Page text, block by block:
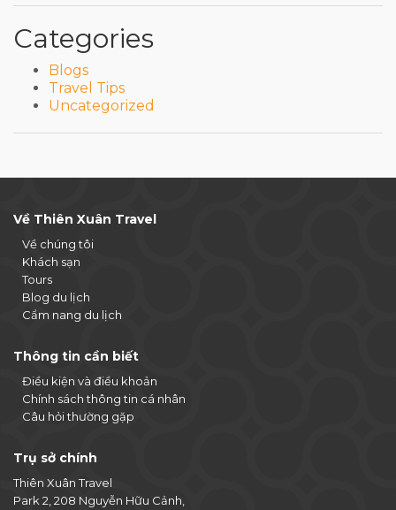
Categories
Blogs
Travel Tips
Uncategorized
Về Thiên Xuân Travel
Về chúng tôi
Khách sạn
Tours
Blog du lịch
Cẩm nang du lịch
Thông tin cần biết
Điều kiện và điều khoản
Chính sách thông tin cá nhân
Câu hỏi thường gặp
Trụ sở chính
Thiên Xuân Travel
Park 2, 208 Nguyễn Hữu Cảnh,